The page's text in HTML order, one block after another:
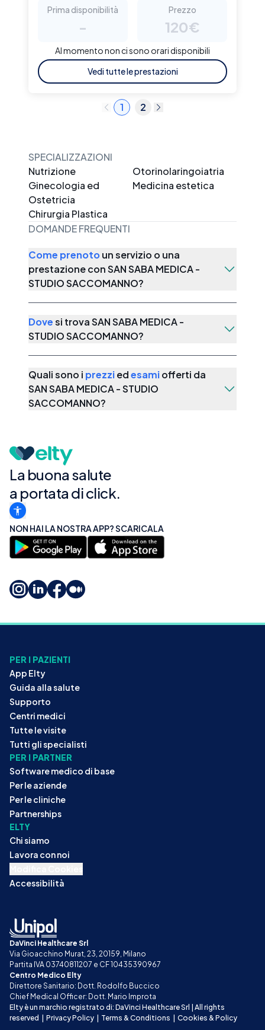
Prima disponibilità
-
Prezzo
120€
Al momento non ci sono orari disponibili
Vedi tutte le prestazioni
1 2
SPECIALIZZAZIONI
Nutrizione
Otorinolaringoiatria
Ginecologia ed
Ostetricia
Medicina estetica
Chirurgia Plastica
DOMANDE FREQUENTI
Come prenotoun servizio o una
prestazione conSAN SABA MEDICA -
STUDIO SACCOMANNO?
Dovesi trovaSAN SABA MEDICA -
STUDIO SACCOMANNO?
Quali sono i prezziedesamiofferti da
SAN SABA MEDICA - STUDIO
SACCOMANNO?
La buona salute
a portata di click.
NON HAI LA NOSTRA APP? SCARICALA
PER I PAZIENTI
App Elty
Guida alla salute
Supporto
Centri medici
Tutte le visite
Tutti gli specialisti
PER I PARTNER
Software medico di base
Per le aziende
Per le cliniche
Partnerships
ELTY
Chi siamo
Lavora con noi
Accessibilità
DaVinci Healthcare Srl
Via Gioacchino Murat, 23, 20159, Milano
Partita IVA 03740811207 e CF 10435390967
Centro Medico Elty
Direttore Sanitario: Dott. Rodolfo Buccico
Chief Medical Officer: Dott. Mario Improta
Elty è un marchio registrato di: DaVinci Healthcare Srl | All rights
reserved
Privacy Policy Terms & Conditions Cookies & Policy